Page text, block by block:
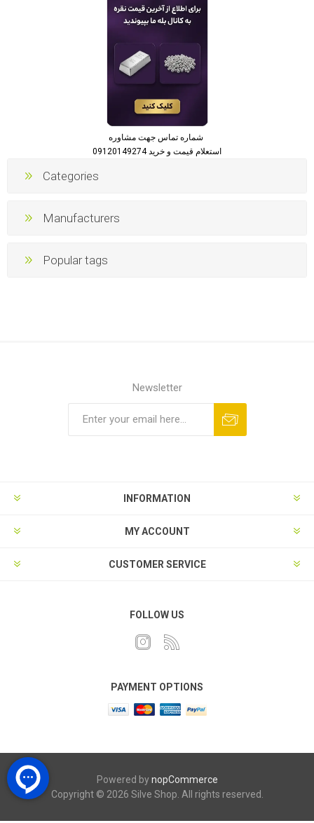
استعلام قیمت و خرید 09120149274
Categories
Manufacturers
Popular tags
Newsletter
INFORMATION
MY ACCOUNT
CUSTOMER SERVICE
FOLLOW US
PAYMENT OPTIONS
Powered bynopCommerce
Copyright © 2026 Silve Shop. All rights reserved.